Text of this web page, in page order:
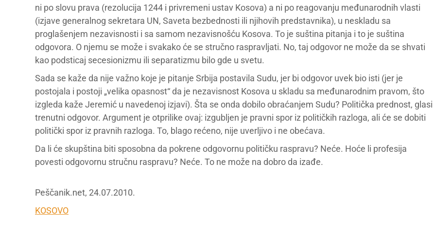
ni po slovu prava (rezolucija 1244 i privremeni ustav Kosova) a ni po reagovanju međunarodnih vlasti
(izjave generalnog sekretara UN, Saveta bezbednosti ili njihovih predstavnika), u neskladu sa
proglašenjem nezavisnosti i sa samom nezavisnošću Kosova. To je suština pitanja i to je suština
odgovora. O njemu se može i svakako će se stručno raspravljati. No, taj odgovor ne može da se shvati
kao podsticaj secesionizmu ili separatizmu bilo gde u svetu.
Sada se kaže da nije važno koje je pitanje Srbija postavila Sudu, jer bi odgovor uvek bio isti (jer je
postojala i postoji „velika opasnost“ da je nezavisnost Kosova u skladu sa međunarodnim pravom, što
izgleda kaže Jeremić u navedenoj izjavi). Šta se onda dobilo obraćanjem Sudu? Politička prednost, glasi
trenutni odgovor. Argument je otprilike ovaj: izgubljen je pravni spor iz političkih razloga, ali će se dobiti
politički spor iz pravnih razloga. To, blago rećeno, nije uverljivo i ne obećava.
Da li će skupština biti sposobna da pokrene odgovornu političku raspravu? Neće. Hoće li profesija
povesti odgovornu stručnu raspravu? Neće. To ne može na dobro da izađe.
Peščanik.net, 24.07.2010.
KOSOVO